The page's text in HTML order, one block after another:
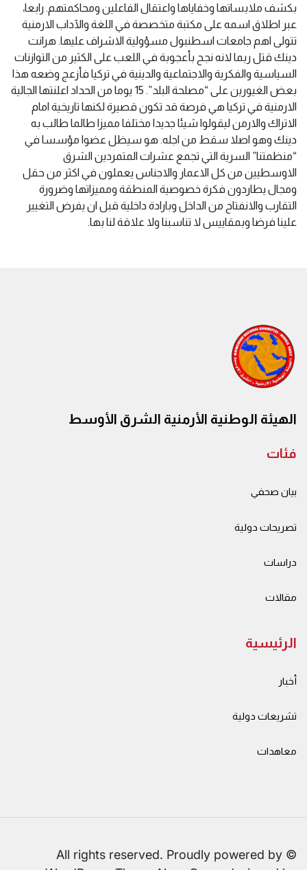
بكشف ملابساتها وخفاياها واعتقال الفاعلين ومحاكمتهم. رابعا،
عبر اطلاق اسمه على مكتبة متخصصة في اللغة والآداب الارمنية
تتولى اهم جامعات اسطنبول مسؤولية الاشراف عليها. هرانت
دينك قتل ربما لانه نجح بأعجوبة في اللعب على الكثير من التوازنات
السياسية والفكرية والاجتماعية والدينية في تركيا فأزعج وضعه هذا
بعض الغيورين على “مصلحة البلد”. 15 يوما من الحداد اعلنتها الجالية
الارمنية في تركيا هي فرصة قد تكون قصيرة لكنها تاريخية امام
الاتراك والارمن ليقولوا شيئا جديدا مختلفا مميزا طالما طالب به
دينك وهو اصلا سقط من اجله. هو سيظل عضوا مؤسسا في
“منظمتنا” السرية التي تجمع عشرات المتمردين الشرق
الاوسطيين من كل الاعمار والاجناس يعملون في اكثر من حقل
ومجال يطاردون فكرة خصوصية المنطقة ومميزاتها وضرورة
التقارب والانفتاح من الداخل وبارادة داخلية قبل ان يفرض التغيير
علينا فرضا وبمقاييس لا تناسبنا ولا علاقة لنا بها.
الهيئة الوطنية الأرمنية الشرق الأوسط
فئات
بيان صحفي
تصريحات دولية
دراسات
مقالات
الرئيسية
أخبار
تشريعات دولية
معاهدات
© All rights reserved. Proudly powered by